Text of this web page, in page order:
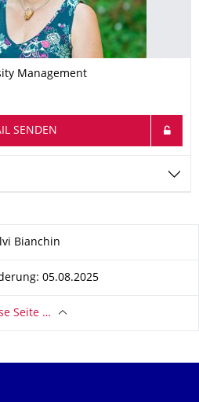
Management
SENDEN
Bianchin
05.08.2025
Seite …